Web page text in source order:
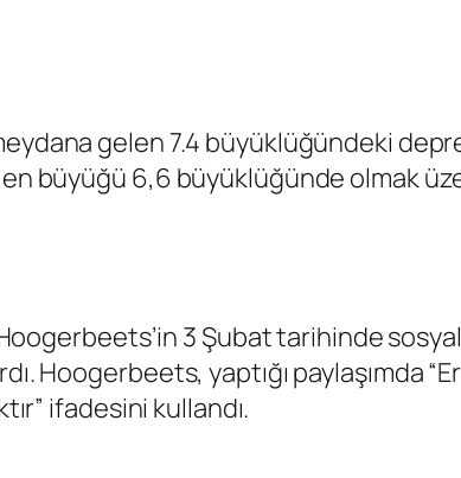
gelen 7.4 büyüklüğündeki
en büyüğü 6,6 büyüklüğünde olmak
3 Şubat tarihinde
Hoogerbeets, yaptığı paylaşımda
ifadesini kullandı.